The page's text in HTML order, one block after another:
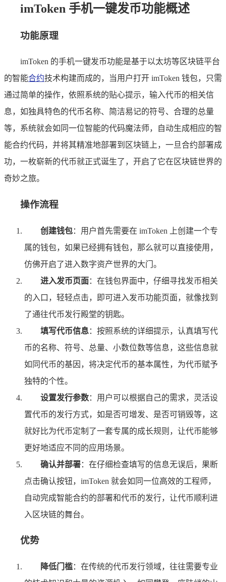
imToken 手机一键发币功能概述
功能原理
imToken 的手机一键发币功能是基于以太坊等区块链平台
的智能合约技术构建而成的，当用户打开 imToken 钱包，只需
通过简单的操作，依照系统的贴心提示，输入代币的相关信
息，如独具特色的代币名称、简洁易记的符号、合理的总量
等，系统就会如同一位智能的代码魔法师，自动生成相应的智
能合约代码，并将其精准地部署到区块链上，一旦合约部署成
功，一枚崭新的代币就正式诞生了，开启了它在区块链世界的
奇妙之旅。
操作流程
创建钱包：用户首先需要在 imToken 上创建一个专
属的钱包，如果已经拥有钱包，那么就可以直接使用，
仿佛开启了进入数字资产世界的大门。
进入发币页面：在钱包界面中，仔细寻找发币相关
的入口，轻轻点击，即可进入发币功能页面，就像找到
了通往代币发行殿堂的钥匙。
填写代币信息：按照系统的详细提示，认真填写代
币的名称、符号、总量、小数位数等信息，这些信息就
如同代币的基因，将决定代币的基本属性，为代币赋予
独特的个性。
设置发行参数：用户可以根据自己的需求，灵活设
置代币的发行方式，如是否可增发、是否可销毁等，这
就好比为代币定制了一套专属的成长规则，让代币能够
更好地适应不同的应用场景。
确认并部署：在仔细检查填写的信息无误后，果断
点击确认按钮，imToken 就会如同一位高效的工程师，
自动完成智能合约的部署和代币的发行，让代币顺利进
入区块链的舞台。
优势
降低门槛：在传统的代币发行领域，往往需要专业